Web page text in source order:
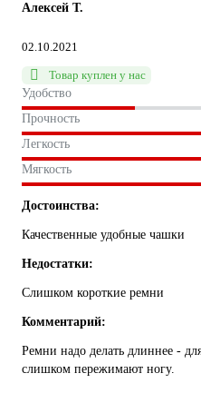
Алексей Т.
02.10.2021
Товар куплен у нас
Удобство
Прочность
Легкость
Мягкость
Достоинства:
Качественные удобные чашки
Недостатки:
Слишком короткие ремни
Комментарий:
Ремни надо делать длиннее -
слишком пережимают ногу.